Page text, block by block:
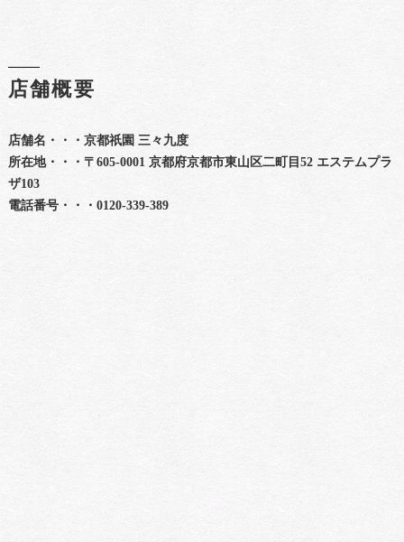
店舗概要
店舗名・・・京都祇園 三々九度
所在地・・・〒605-0001 京都府京都市東山区二町目52 エステムプラ
ザ103
電話番号・・・0120-339-389